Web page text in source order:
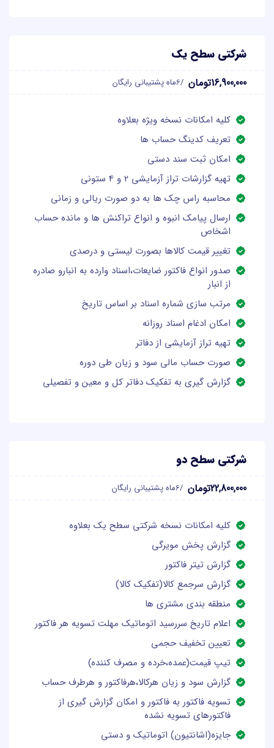
شرکتی سطح یک
16,900,000تومان /6ماه پشتیبانی رایگان
کلیه امکانات نسخه ویژه بعلاوه
تعریف کدینگ حساب ها
امکان ثبت سند دستی
تهیه گزارشات تراز آزمایشی 2 و 4 ستونی
محاسبه راس چک ها به دو صورت ریالی و زمانی
ارسال پیامک انبوه و انواع تراکنش ها و مانده حساب
اشخاص
تغییر قیمت کالاها بصورت لیستی و درصدی
صدور انواع فاکتور ضایعات،اسناد وارده به انبارو صادره
از انبار
مرتب سازی شماره اسناد بر اساس تاریخ
امکان ادغام اسناد روزانه
تهیه تراز آزمایشی از دفاتر
صورت حساب مالی سود و زیان طی دوره
گزارش گیری به تفکیک دفاتر کل و معین و تفصیلی
شرکتی سطح دو
22,800,000تومان /6ماه پشتیبانی رایگان
کلیه امکانات نسخه شرکتی سطح یک بعلاوه
گزارش پخش مویرگی
گزارش تیتر فاکتور
گزارش سرجمع کالا(تفکیک کالا)
منطقه بندی مشتری ها
اعلام تاریخ سررسید اتوماتیک مهلت تسویه هر فاکتور
تعیین تخفیف حجمی
تیپ قیمت(عمده،خرده و مصرف کننده)
گزارش سود و زیان هرکالا،هرفاکتور و هرطرف حساب
تسویه فاکتور به فاکتور و امکان گزارش گیری از
فاکتورهای تسویه نشده
جایزه(اشانتیون) اتوماتیک و دستی